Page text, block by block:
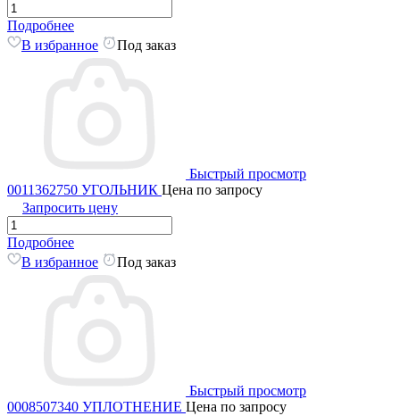
Подробнее
В избранное
Под заказ
Быстрый просмотр
0011362750 УГОЛЬНИК Цена по запросу
Запросить цену
Подробнее
В избранное
Под заказ
Быстрый просмотр
0008507340 УПЛОТНЕНИЕ Цена по запросу